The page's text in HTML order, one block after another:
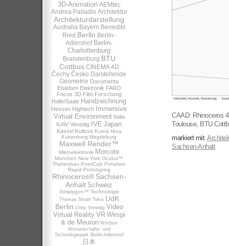
3D-Animation AEMtec
Andrea Palladio Architektur
Architekturdarstellung
Australia Bayern Benedikt
Ried Berlin Berlin-
Adlershof Berlin-
Charlottenburg
Brandenburg BTU
Cottbus CINEMA 4D
Čechy Česko Darstellende
Geometrie Documenta
Eisleben Elektronik FARO
Focus 3D Film Forschung
Halle/Saale Handzeichnung
Hessen Hightech
Immersive
Virtual Environment Italia
IUAV Venedig IVE Japan
Kassel Kulisse Kutná Hora
Kuttenberg Magdeburg
Maxwell Render™
Mikroelektronik Morcote
München New York Oculus™
Plattenbau PointCab Potsdam
Rapid Prototyping
Rhinoceros® Sachsen-
Anhalt Schweiz
Simplygon™ Technologie
Thomas Struth Tokio UdK
Berlin Unity Venedig Video
Virtual Reality VR Wespi
& de Meuron Windsor
Wissenschafts- und
Technologiepark Berlin-Adlershof
日本
CAAD: Rhinoceros
Toulouse, BTU
markiert mit:
Sachsen-Anhalt